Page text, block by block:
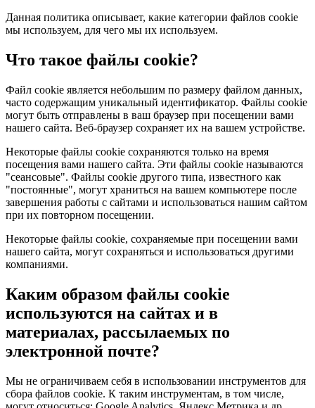
Данная политика описывает, какие категории файлов cookie
мы используем, для чего мы их используем.
Что такое файлы cookie?
Файл cookie является небольшим по размеру файлом данных,
часто содержащим уникальный идентификатор. Файлы cookie
могут быть отправлены в ваш браузер при посещении вами
нашего сайта. Веб-браузер сохраняет их на вашем устройстве.
Некоторые файлы cookie сохраняются только на время
посещения вами нашего сайта. Эти файлы cookie называются
"сеансовые". Файлы cookie другого типа, известного как
"постоянные", могут храниться на вашем компьютере после
завершения работы с сайтами и использоваться нашим сайтом
при их повторном посещении.
Некоторые файлы cookie, сохраняемые при посещении вами
нашего сайта, могут сохраняться и использоваться другими
компаниями.
Каким образом файлы cookie
используются на сайтах и в
материалах, рассылаемых по
электронной почте?
Мы не ограничиваем себя в использовании инструментов для
сбора файлов cookie. К таким инструментам, в том числе,